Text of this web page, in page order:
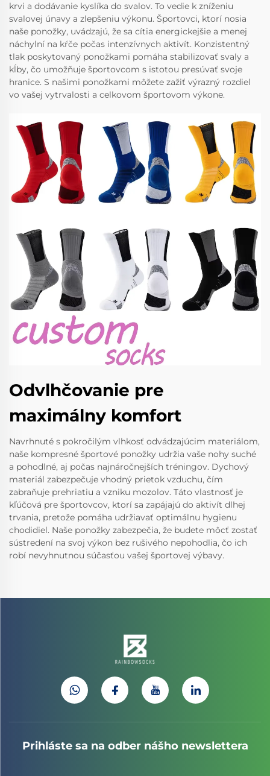
krvi a dodávanie kyslíka do svalov. To vedie k zníženiu
svalovej únavy a zlepšeniu výkonu. Športovci, ktorí nosia
naše ponožky, uvádzajú, že sa cítia energickejšie a menej
náchylní na kŕče počas intenzívnych aktivít. Konzistentný
tlak poskytovaný ponožkami pomáha stabilizovať svaly a
kĺby, čo umožňuje športovcom s istotou presúvať svoje
hranice. S našimi ponožkami môžete zažiť výrazný rozdiel
vo vašej vytrvalosti a celkovom športovom výkone.
Odvlhčovanie pre
maximálny komfort
Navrhnuté s pokročilým vlhkosť odvádzajúcim materiálom,
naše kompresné športové ponožky udržia vaše nohy suché
a pohodlné, aj počas najnáročnejších tréningov. Dychový
materiál zabezpečuje vhodný prietok vzduchu, čím
zabraňuje prehriatiu a vzniku mozolov. Táto vlastnosť je
kľúčová pre športovcov, ktorí sa zapájajú do aktivít dlhej
trvania, pretože pomáha udržiavať optimálnu hygienu
chodidiel. Naše ponožky zabezpečia, že budete môcť zostať
sústredení na svoj výkon bez rušivého nepohodlia, čo ich
robí nevyhnutnou súčasťou vašej športovej výbavy.
Prihláste sa na odber nášho newslettera